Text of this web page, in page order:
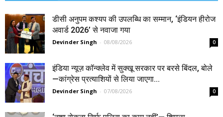
डीसी अनुपम कश्यप की उपलब्धि का सम्मान, ‘इंडियन हीरोज
अवार्ड 2026’ से नवाजा गया
Devinder Singh - 08/08/2026 0
इंडिया न्यूज़ कॉन्क्लेव में सुक्खू सरकार पर बरसे बिंदल, बोले
—कांग्रेस प्रत्याशियों से लिया जाएगा...
Devinder Singh - 07/08/2026 0